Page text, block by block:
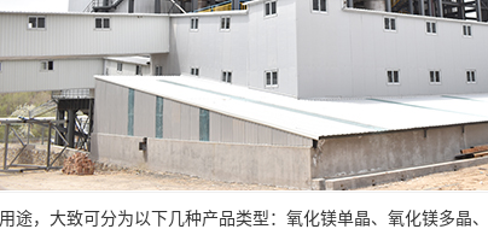
途，大致可分为以下几种产品类型：氧化镁单晶、氧化镁多晶、